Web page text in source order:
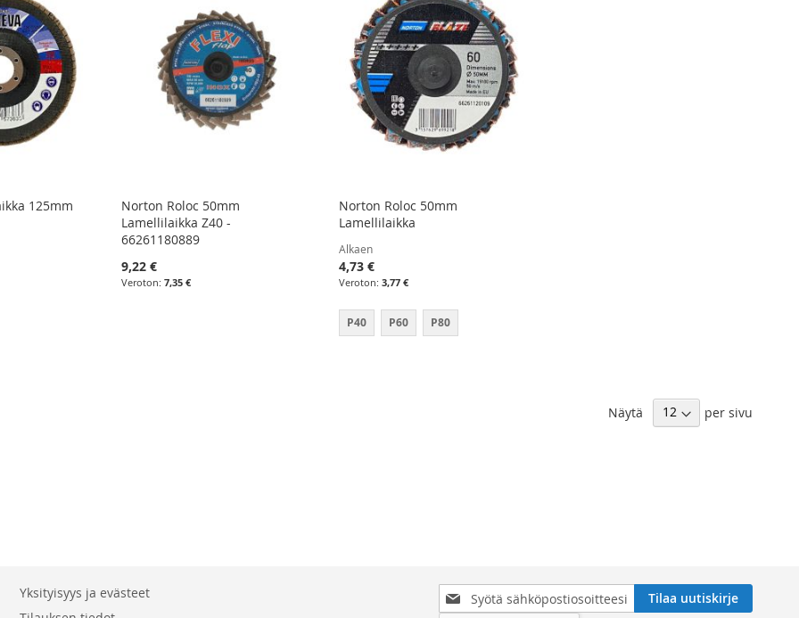
125mm
Norton Roloc 50mm
Lamellilaikka Z40 -
66261180889
9,22 €
7,35 €
Norton Roloc 50mm
Lamellilaikka
Alkaen
4,73 €
3,77 €
P40 P60 P80
Näytä per sivu
Tilaa
uutiskirjeemme:
Tilaa uutiskirje
Yksityisyys ja evästeet